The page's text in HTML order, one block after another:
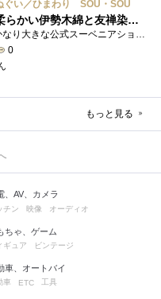
ぐい／ひまわり SOU・SOU
使い込むほどに柔らかい伊勢木綿と友禅染の発色を楽しむ
太秦映画村には、かなり大きな公式スーベニアショップの他にも、江戸時代の町家風の飲食店や土産物店が軒を連ねておりました。 何かよいもの...
0
もっと見る
、AV、カメラ
チン 映像 オーディオ
ちゃ、ゲーム
ギュア ビンテージ
車、オートバイ
車 ETC 工具